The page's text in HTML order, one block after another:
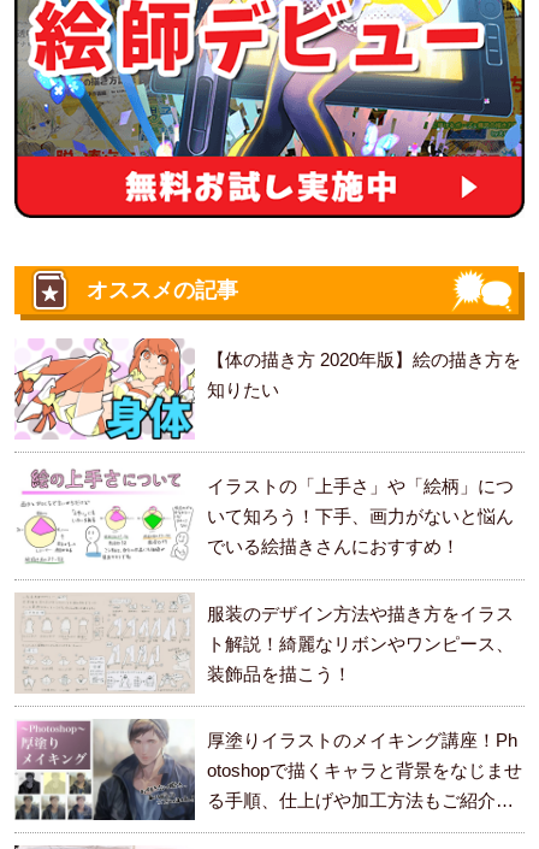
オススメの記事
【体の描き方 2020年版】絵の描き方を
知りたい
イラストの「上手さ」や「絵柄」につ
いて知ろう！下手、画力がないと悩ん
でいる絵描きさんにおすすめ！
服装のデザイン方法や描き方をイラス
ト解説！綺麗なリボンやワンピース、
装飾品を描こう！
厚塗りイラストのメイキング講座！Ph
otoshopで描くキャラと背景をなじませ
る手順、仕上げや加工方法もご紹介し
ます。